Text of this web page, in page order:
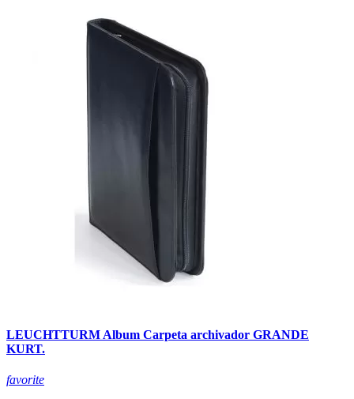
LEUCHTTURM Album Carpeta archivador GRANDE
KURT.
favorite